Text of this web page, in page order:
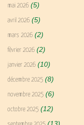
mai 2026 (5)
avril 2026 (5)
mars 2026 (2)
février 2026 (2)
janvier 2026 (10)
décembre 2025 (8)
novembre 2025 (6)
octobre 2025 (12)